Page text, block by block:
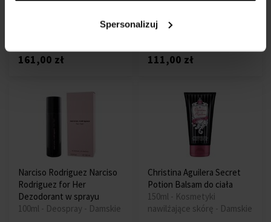
Spersonalizuj
161,00 zł
Na stanie
111,00 zł
Narciso Rodriguez Narciso
Rodriguez for Her
Dezodorant w sprayu
100ml - Deospray - Damskie
Christina Aguilera Secret
Potion Balsam do ciała
150ml - Kosmetyki
nawilżające skórę - Damskie